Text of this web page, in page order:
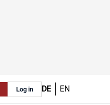
Log in DE EN